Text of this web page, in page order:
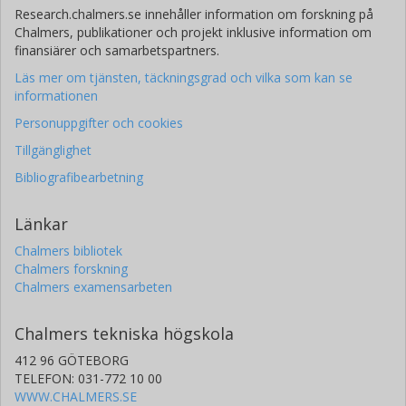
Research.chalmers.se innehåller information om forskning på
Chalmers, publikationer och projekt inklusive information om
finansiärer och samarbetspartners.
Läs mer om tjänsten, täckningsgrad och vilka som kan se
informationen
Personuppgifter och cookies
Tillgänglighet
Bibliografibearbetning
Länkar
Chalmers bibliotek
Chalmers forskning
Chalmers examensarbeten
Chalmers tekniska högskola
412 96 GÖTEBORG
TELEFON: 031-772 10 00
WWW.CHALMERS.SE